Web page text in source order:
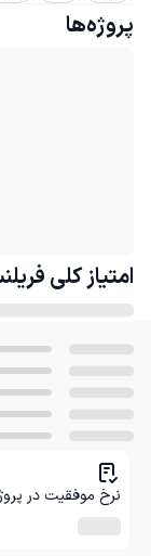
پروژه‌ها
امتیاز کلی
نرخ موفقیت در